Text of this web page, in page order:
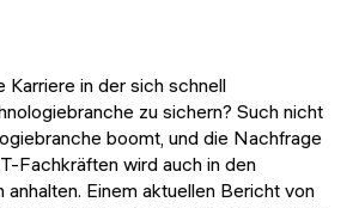
Einführungskurs
Karriere in der sich schnell
zu sichern? Such nicht
boomt, und die Nachfrage
Fachkräften wird auch in den
anhalten. Einem aktuellen Bericht von